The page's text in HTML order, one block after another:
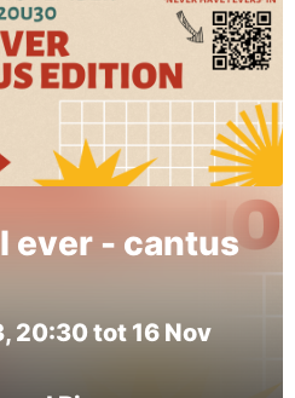
ever - cantus
20:30 tot 16 Nov